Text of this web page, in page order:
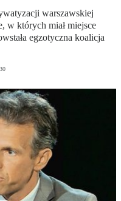
warszawskiej
w których miał miejsce
egzotyczna koalicja